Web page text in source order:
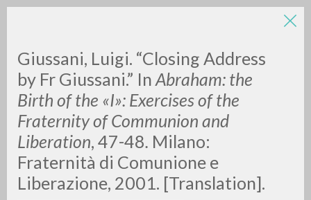
Giussani, Luigi. “Closing Address
by Fr Giussani.” In Abraham: the
Birth of the «I»: Exercises of the
Fraternity of Communion and
Liberation, 47-48. Milano:
Fraternità di Comunione e
Liberazione, 2001. [Translation].
LUIGI
GIUSSANI
scritti